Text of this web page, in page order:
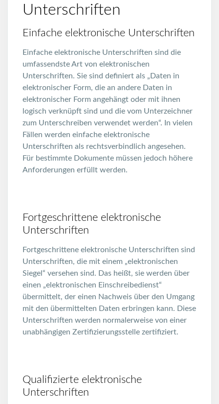
Unterschriften
Einfache elektronische Unterschriften
Einfache elektronische Unterschriften sind die
umfassendste Art von elektronischen
Unterschriften. Sie sind definiert als „Daten in
elektronischer Form, die an andere Daten in
elektronischer Form angehängt oder mit ihnen
logisch verknüpft sind und die vom Unterzeichner
zum Unterschreiben verwendet werden“. In vielen
Fällen werden einfache elektronische
Unterschriften als rechtsverbindlich angesehen.
Für bestimmte Dokumente müssen jedoch höhere
Anforderungen erfüllt werden.
Fortgeschrittene elektronische
Unterschriften
Fortgeschrittene elektronische Unterschriften sind
Unterschriften, die mit einem „elektronischen
Siegel“ versehen sind. Das heißt, sie werden über
einen „elektronischen Einschreibedienst“
übermittelt, der einen Nachweis über den Umgang
mit den übermittelten Daten erbringen kann. Diese
Unterschriften werden normalerweise von einer
unabhängigen Zertifizierungsstelle zertifiziert.
Qualifizierte elektronische
Unterschriften